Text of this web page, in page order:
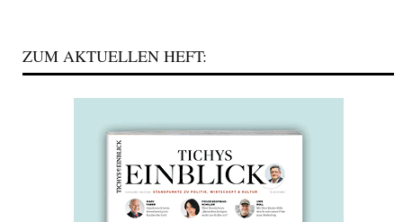
ZUM AKTUELLEN HEFT: